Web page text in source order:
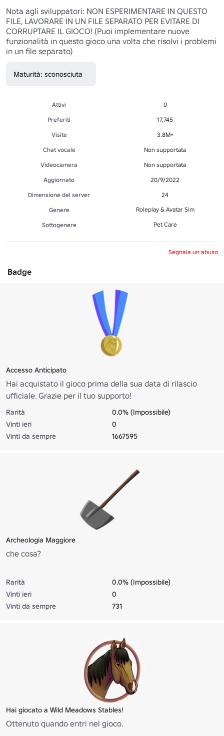
Nota agli sviluppatori: NON ESPERIMENTARE IN QUESTO
FILE, LAVORARE IN UN FILE SEPARATO PER EVITARE DI
CORRUPTARE IL GIOCO! (Puoi implementare nuove
funzionalità in questo gioco una volta che risolvi i problemi
in un file separato)
Maturità: sconosciuta
Attivi
0
Preferiti
17,745
Visite
3.8M+
Chat vocale
Non supportata
Videocamera
Non supportata
Aggiornato
20/9/2022
Dimensione del server
24
Genere
Roleplay & Avatar Sim
Sottogenere Pet Care
Segnala un abuso
Badge
Accesso Anticipato
Hai acquistato il gioco prima della sua data di rilascio
ufficiale. Grazie per il tuo supporto!
Rarità
0.0% (Impossibile)
Vinti ieri
0
Vinti da sempre
1667595
Archeologia Maggiore
che cosa?
Rarità
0.0% (Impossibile)
Vinti ieri
0
Vinti da sempre
731
Hai giocato a Wild Meadows Stables!
Ottenuto quando entri nel gioco.